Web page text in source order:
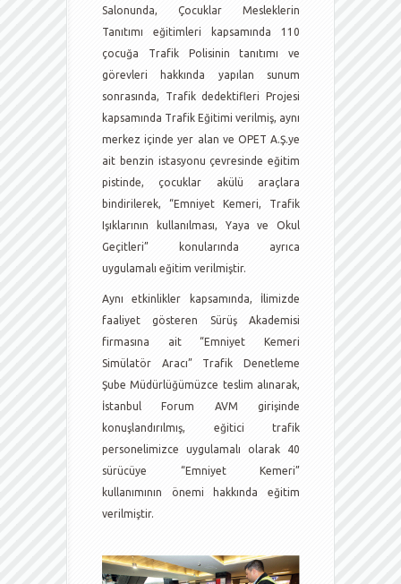
Salonunda, Çocuklar Mesleklerin
Tanıtımı eğitimleri kapsamında 110
çocuğa Trafik Polisinin tanıtımı ve
görevleri hakkında yapılan sunum
sonrasında, Trafik dedektifleri Projesi
kapsamında Trafik Eğitimi verilmiş, aynı
merkez içinde yer alan ve OPET A.Ş.ye
ait benzin istasyonu çevresinde eğitim
pistinde, çocuklar akülü araçlara
bindirilerek, “Emniyet Kemeri, Trafik
Işıklarının kullanılması, Yaya ve Okul
Geçitleri” konularında ayrıca
uygulamalı eğitim verilmiştir.
Aynı etkinlikler kapsamında, İlimizde
faaliyet gösteren Sürüş Akademisi
firmasına ait “Emniyet Kemeri
Simülatör Aracı” Trafik Denetleme
Şube Müdürlüğümüzce teslim alınarak,
İstanbul Forum AVM girişinde
konuşlandırılmış, eğitici trafik
personelimizce uygulamalı olarak 40
sürücüye “Emniyet Kemeri”
kullanımının önemi hakkında eğitim
verilmiştir.